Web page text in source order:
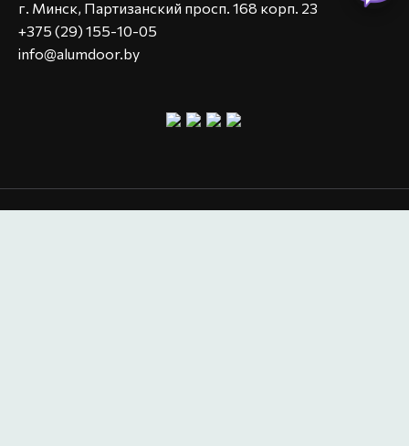
г. Минск, Партизанский просп. 168 корп. 23
+375 (29) 155-10-05
info@alumdoor.by
Политика кофиденциальности